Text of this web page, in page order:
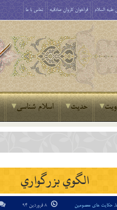
السلام فراخوان کاروان صادقیه تماس با ما
حدیث اسلام شناسی
الگوي بزرگواري
, حکایت های معصومین